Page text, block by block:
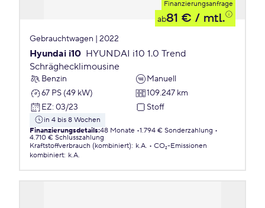
Finanzierungsanfrage
ab81 € / mtl.
Gebrauchtwagen | 2022
Hyundai i10 HYUNDAI i10 1.0 Trend
Schräghecklimousine
Benzin
Manuell
67 PS (49 kW)
109.247 km
EZ: 03/23 Stoff
in 4 bis 8 Wochen
Finanzierungsdetails:48 Monate 1.794 € Sonderzahlung
4.710 € Schlusszahlung
Kraftstoffverbrauch (kombiniert): k.A.
CO₂-Emissionen
kombiniert: k.A.